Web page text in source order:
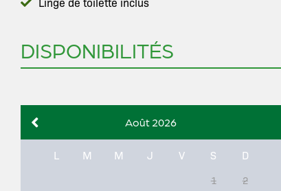
DISPONIBILITÉS
Août 2026
L M M J V S D
1 2